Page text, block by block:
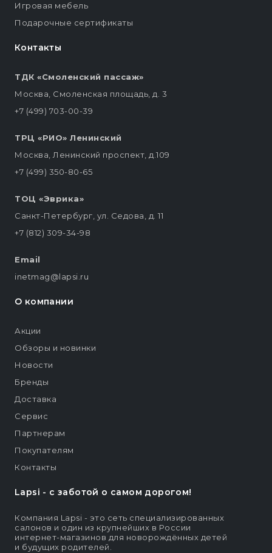
Lapsi - c заботой о самом дорогом!
Компания Lapsi - это сеть специализированных
салонов и один из крупнейших в России
интернет-магазинов для новорождённых детей
и будущих родителей.
Контакты
ТДК «Смоленский пассаж»
Москва, Смоленская площадь, д. 3
+7 (499) 703-00-39
ТРЦ «РИО» Ленинский
Москва, Ленинский проспект, д.109
+7 (499) 350-80-65
ТОЦ «Эврика»
Санкт-Петербург, ул. Седова, д. 11
+7 (812) 309-34-98
Email
inetmag@lapsi.ru
Игровая мебель
Подарочные сертификаты
О компании
Акции
Обзоры и новинки
Новости
Бренды
Доставка
Сервис
Партнерам
Покупателям
Контакты